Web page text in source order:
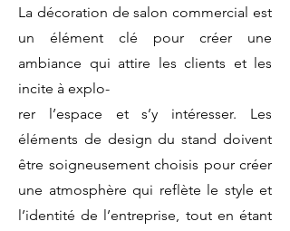
La décoration de salon commercial est
un élément clé pour créer une
ambiance qui attire les clients et les
incite à explo-
rer l’espace et s’y intéresser. Les
éléments de design du stand doivent
être soigneusement choisis pour créer
une atmosphère qui reflète le style et
l’identité de l’entreprise, tout en étant